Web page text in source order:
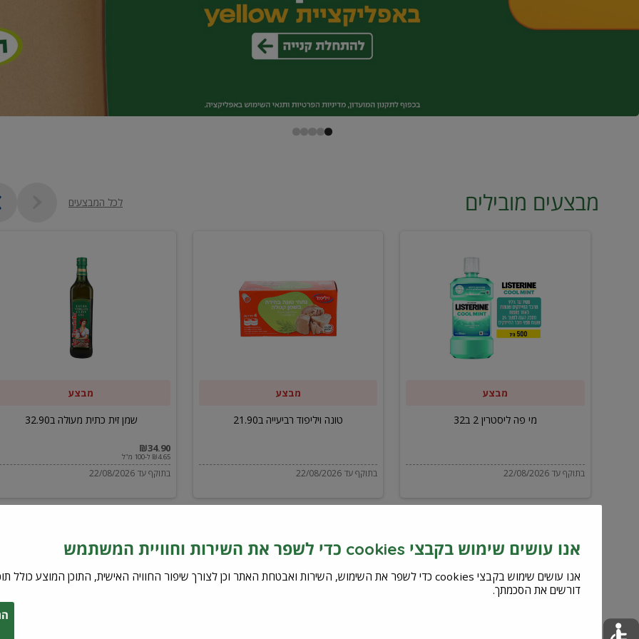
מבצעים מובילים לכל המבצעים
ליסטרין
מבצע
מי פה ליסטרין 2 ב32
בתוקף עד 22/08/2026
ויליפוד
רביעייה
מבצע
טונה ויליפוד רביעייה ב21.90
בתוקף עד 22/08/2026
מבצע
שמן זית כתית מעולה ב32.90
₪34.90
₪4.65 ל-100 מ"ל
בתוקף עד 22/08/2026
אנו עושים שימוש בקבצי cookies כדי לשפר את השירות וחוויית המשתמש
דורשים את הסכמתך.